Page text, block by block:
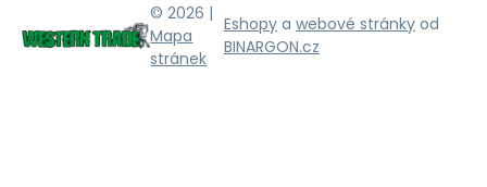
© 2026 |
Mapa
stránek
Eshopy a webové stránky od
BINARGON.cz